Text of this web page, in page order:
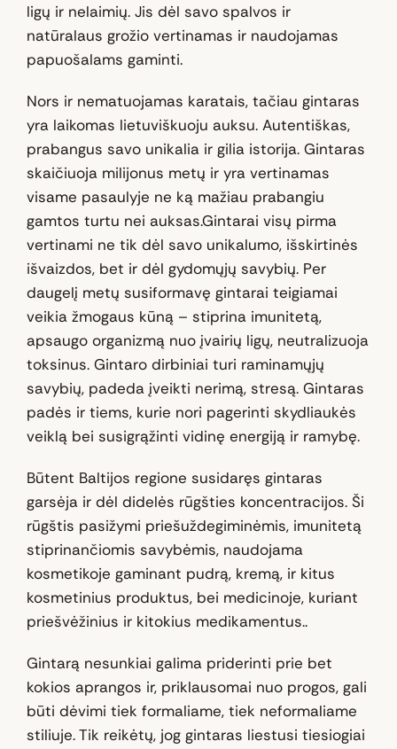
ligų ir nelaimių. Jis dėl savo spalvos ir
natūralaus grožio vertinamas ir naudojamas
papuošalams gaminti.
Nors ir nematuojamas karatais, tačiau gintaras
yra laikomas lietuviškuoju auksu. Autentiškas,
prabangus savo unikalia ir gilia istorija. Gintaras
skaičiuoja milijonus metų ir yra vertinamas
visame pasaulyje ne ką mažiau prabangiu
gamtos turtu nei auksas.Gintarai visų pirma
vertinami ne tik dėl savo unikalumo, išskirtinės
išvaizdos, bet ir dėl gydomųjų savybių. Per
daugelį metų susiformavę gintarai teigiamai
veikia žmogaus kūną – stiprina imunitetą,
apsaugo organizmą nuo įvairių ligų, neutralizuoja
toksinus. Gintaro dirbiniai turi raminamųjų
savybių, padeda įveikti nerimą, stresą. Gintaras
padės ir tiems, kurie nori pagerinti skydliaukės
veiklą bei susigrąžinti vidinę energiją ir ramybę.
Būtent Baltijos regione susidaręs gintaras
garsėja ir dėl didelės rūgšties koncentracijos. Ši
rūgštis pasižymi priešuždegiminėmis, imunitetą
stiprinančiomis savybėmis, naudojama
kosmetikoje gaminant pudrą, kremą, ir kitus
kosmetinius produktus, bei medicinoje, kuriant
priešvėžinius ir kitokius medikamentus..
Gintarą nesunkiai galima priderinti prie bet
kokios aprangos ir, priklausomai nuo progos, gali
būti dėvimi tiek formaliame, tiek neformaliame
stiliuje. Tik reikėtų, jog gintaras liestusi tiesiogiai